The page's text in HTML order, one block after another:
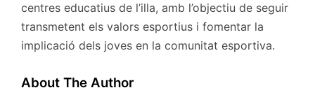
centres educatius de l’illa, amb l’objectiu de seguir
transmetent els valors esportius i fomentar la
implicació dels joves en la comunitat esportiva.
About The Author